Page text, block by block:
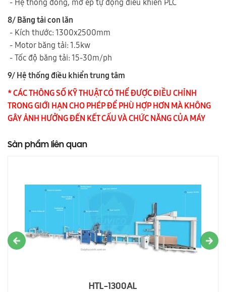
8/ Băng tải con lăn
- Kích thước: 1300x2500mm
- Motor băng tải: 1.5kw
- Tốc độ băng tải: 15-30m/ph
9/ Hệ thống điều khiển trung tâm
* CÁC THÔNG SỐ KỸ THUẬT CÓ THỂ ĐƯỢC ĐIỀU CHỈNH
TRONG GIỚI HẠN CHO PHÉP ĐỂ PHÙ HỢP HƠN MÀ KHÔNG
GÂY ẢNH HƯỞNG ĐẾN KẾT CẤU VÀ CHỨC NĂNG CỦA MÁY
Sản phẩm liên quan
HTL-1300AL